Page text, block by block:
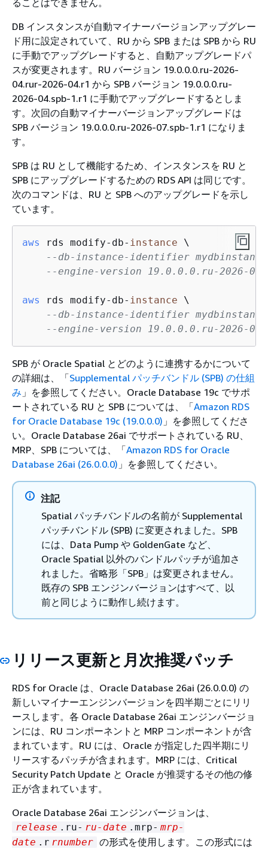
DB インスタンスが自動マイナーバージョンアップグレー
ド用に設定されていて、RU から SPB または SPB から RU
に手動でアップグレードすると、自動アップグレードパ
スが変更されます。RU バージョン 19.0.0.0.ru-2026-
04.rur-2026-04.r1 から SPB バージョン 19.0.0.0.ru-
2026-04.spb-1.r1 に手動でアップグレードするとしま
す。次回の自動マイナーバージョンアップグレードは
SPB バージョン 19.0.0.0.ru-2026-07.spb-1.r1 になりま
す。
SPB は RU として機能するため、インスタンスを RU と
SPB にアップグレードするための RDS API は同じです。
次のコマンドは、RU と SPB へのアップグレードを示し
ています。
aws rds modify-db- instance \
--db-instance-identifier
--engine-version 19.0.0.0.ru-2026-
aws rds modify-db- instance \
--db-instance-identifier
--engine-version 19.0.0.0.ru-2026-
SPB が Oracle Spatial とどのように連携するかについて
の詳細は、「Supplemental パッチバンドル (SPB) の仕組
み 」を参照してください。Oracle Database 19c でサポ
ートされている RU と SPB については、「Amazon RDS
for Oracle Database 19c (19.0.0.0) 」を参照してくださ
い。Oracle Database 26ai でサポートされている RU、
MRP、SPB については、「Amazon RDS for Oracle
Database 26ai (26.0.0.0) 」を参照してください。
注記
Spatial パッチバンドルの名前が Supplemental
パッチバンドル (SPB) に変更されました。SPB
には、Data Pump や GoldenGate など、
Oracle Spatial 以外のバンドルパッチが追加さ
れました。省略形「SPB」は変更されません。
既存の SPB エンジンバージョンはすべて、以
前と同じように動作し続けます。
リリース更新と月次推奨パッチ
RDS for Oracle は、Oracle Database 26ai (26.0.0.0) の
新しいマイナーエンジンバージョンを四半期ごとにリリ
ースします。各 Oracle Database 26ai エンジンバージョ
ンには、RU コンポーネントと MRP コンポーネントが含
まれています。RU には、Oracle が指定した四半期にリ
リースするパッチが含まれます。MRP には、Critical
Security Patch Update と Oracle が推奨するその他の修
正が含まれています。
Oracle Database 26ai エンジンバージョンは、
release .ru- ru-date .mrp- mrp-
date .r rnumber の形式を使用します。この形式には